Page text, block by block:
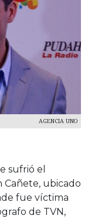
AGENCIA UNO
sufrió el
Cañete, ubicado
fue víctima
de TVN,